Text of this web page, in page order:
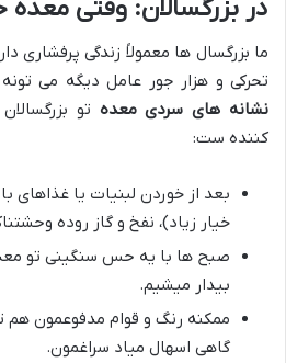
در بزرگسالان: وقتی
ما بزرگسال ها معمولاً زندگی پرفشاری
تحرکی و هزار جور عامل دیگه می
نشانه های سردی معده تو
کننده ست:
بعد از خوردن لبنیات یا غذاهای
خیار زیاد)، نفخ و گاز روده
صبح ها با یه حس سنگینی تو
بیدار میشیم.
ممکنه رنگ و قوام مدفوعمون هم
گاهی اسهال میاد سراغمون.